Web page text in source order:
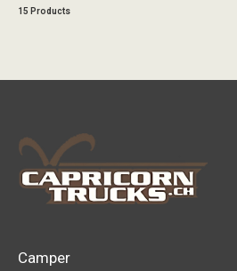
15 Products
Camper